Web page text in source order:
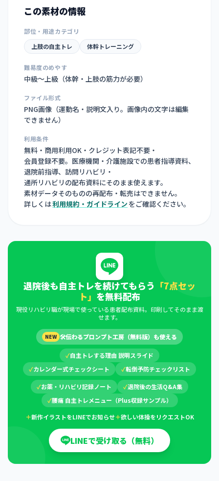
この素材の情報
部位・用途カテゴリ
上肢の自主トレ
体幹トレーニング
難易度のめやす
中級〜上級（体幹・上肢の筋力が必要）
ファイル形式
PNG画像（運動名・説明文入り。画像内の文字は編集
できません）
利用条件
無料・商用利用OK・クレジット表記不要・
会員登録不要。医療機関・介護施設での患者指導資料、
退院前指導、訪問リハビリ・
通所リハビリの配布資料にそのまま使えます。
素材データそのものの再配布・転売はできません。
詳しくは利用規約・ガイドライン をご確認ください。
退院後も自主トレを続けてもらう 「7点セッ
ト」 を無料配布
現役リハビリ職が現場で使っている患者配布資料。印刷してそのまま渡
せます。
NEW 🛠伝わるプロンプト工房（無料版）も使える
✓自主トレする理由 説明スライド
✓カレンダー式チェックシート ✓転倒予防チェックリスト
✓お薬・リハビリ記録ノート ✓退院後の生活Q&A集
✓腰痛 自主トレメニュー（Plus収録サンプル）
＋新作イラストをLINEでお知らせ＋欲しい体操をリクエストOK
LINEで受け取る（無料）